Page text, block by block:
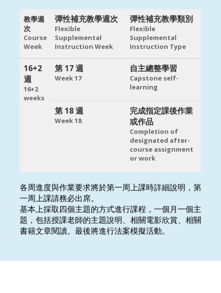
教學週
次
Course
Week
彈性補充教學週次
Flexible
Supplemental
Instruction Week
彈性補充教學類別
Flexible
Supplemental
Instruction Type
16+2
週
16+2
weeks
第 17 週
Week 17
自主總整學習
Capstone self-
learning
第 18 週
Week 18
完成指定課後作業
或作品
Completion of
designated after-
course assignment
or work
各周進度與作業要求將於第一周上課時詳細說明，第
一周上課請務必出席。
基本上採取四個主題的方式進行課程，一個月一個主
題，包括授課老師的主題說明、相關電影欣賞、相關
書籍文章閱讀。最後將進行法案模擬活動。